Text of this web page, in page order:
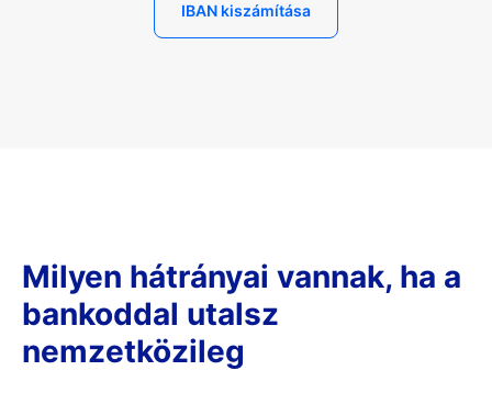
IBAN kiszámítása
Milyen hátrányai vannak, ha a
bankoddal utalsz
nemzetközileg